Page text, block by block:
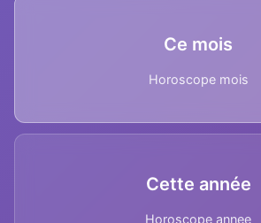
Ce mois
Horoscope mois
Cette année
Horoscope annee